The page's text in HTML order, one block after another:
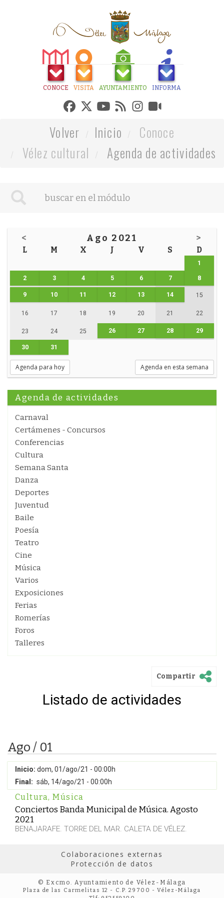
CONOCE VISITA AYUNTAMIENTO INFORMA
Volver Inicio
Conoce
Vélez cultural
Agenda de actividades
< Ago 2021 >
L M X J V S D
1
2 3 4 5 6 7 8
9 10 11 12 13 14 15
16 17 18 19 20 21 22
23 24 25 26 27 28 29
30 31
Agenda para hoy Agenda en esta semana
Agenda de actividades
Carnaval
Certámenes - Concursos
Conferencias
Cultura
Semana Santa
Danza
Deportes
Juventud
Baile
Poesía
Teatro
Cine
Música
Varios
Exposiciones
Ferias
Romerías
Foros
Talleres
Compartir
Listado de actividades
Ago / 01
Inicio: dom, 01/ago/21 - 00:00h
Final: sáb, 14/ago/21 - 00:00h
Cultura, Música
Conciertos Banda Municipal de Música. Agosto
2021
BENAJARAFE. TORRE DEL MAR. CALETA DE VÉLEZ.
Colaboraciones externas
Protección de datos
© Excmo. Ayuntamiento de Vélez-Málaga
Plaza de las Carmelitas 12 - C.P. 29700 - Vélez-Málaga